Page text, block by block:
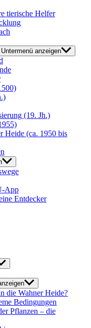
tierische Helfer
Untermenü anzeigen
(19. Jh.)
Heide (ca. 1950 bis
App
Entdecker
die Wahner Heide?
Bedingungen
Pflanzen – die